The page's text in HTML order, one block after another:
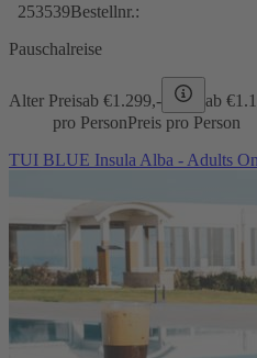
253539Bestellnr.:
Pauschalreise
Alter Preisab €1.299,- ab €
pro PersonPreis pro Person
TUI BLUE Insula Alba - Adults